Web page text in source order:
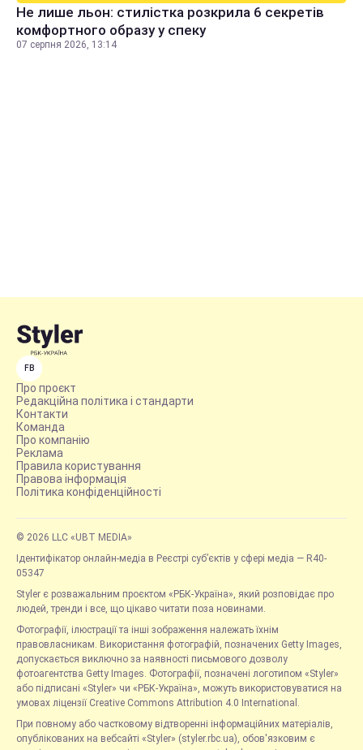
Не лише льон: стилістка розкрила 6 секретів
комфортного образу у спеку
07 серпня 2026, 13:14
FB
Про проєкт
Редакційна політика і стандарти
Контакти
Команда
Про компанію
Реклама
Правила користування
Правова інформація
Політика конфіденційності
© 2026 LLC «UBT MEDIA»
Ідентифікатор онлайн-медіа в Реєстрі суб’єктів у сфері медіа — R40-
05347
Styler є розважальним проєктом «РБК-Україна», який розповідає про
людей, тренди і все, що цікаво читати поза новинами.
Фотографії, ілюстрації та інші зображення належать їхнім
правовласникам. Використання фотографій, позначених Getty Images,
допускається виключно за наявності письмового дозволу
фотоагентства Getty Images. Фотографії, позначені логотипом «Styler»
або підписані «Styler» чи «РБК-Україна», можуть використовуватися на
умовах ліцензії Creative Commons Attribution 4.0 International.
При повному або частковому відтворенні інформаційних матеріалів,
опублікованих на вебсайті «Styler» (styler.rbc.ua), обов'язковим є